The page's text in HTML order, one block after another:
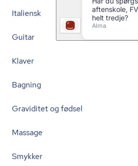
Italiensk
Guitar
Klaver
Bagning
Graviditet og fødsel
Massage
Smykker